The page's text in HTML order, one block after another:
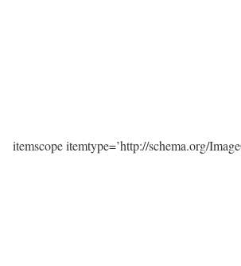
itemscope itemtype=’http://schema.org/